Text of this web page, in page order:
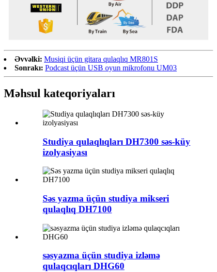
Əvvəlki: Musiqi üçün gitara qulaqlıq MR801S
Sonrakı: Podcast üçün USB oyun mikrofonu UM03
Məhsul kateqoriyaları
Studiya qulaqlıqları DH7300 səs-küy
izolyasiyası
Səs yazma üçün studiya mikseri
qulaqlıq DH7100
səsyazma üçün studiya izləmə
qulaqcıqları DHG60